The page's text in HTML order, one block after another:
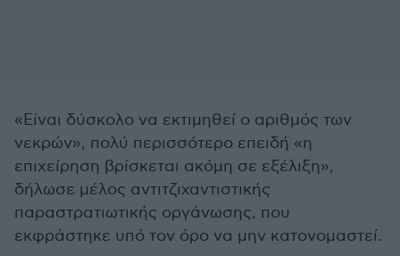
«Είναι δύσκολο να εκτιμηθεί ο αριθμός των
νεκρών», πολύ περισσότερο επειδή «η
επιχείρηση βρίσκεται ακόμη σε εξέλιξη»,
δήλωσε μέλος αντιτζιχαντιστικής
παραστρατιωτικής οργάνωσης, που
εκφράστηκε υπό τον όρο να μην κατονομαστεί.